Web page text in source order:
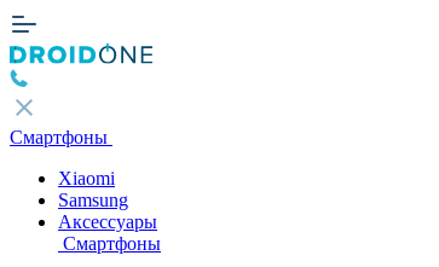
Смартфоны
Xiaomi
Samsung
Аксессуары
Смартфоны